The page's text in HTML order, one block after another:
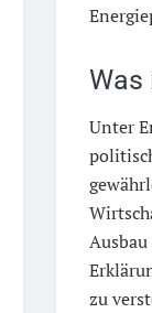
Was
Unter
zu